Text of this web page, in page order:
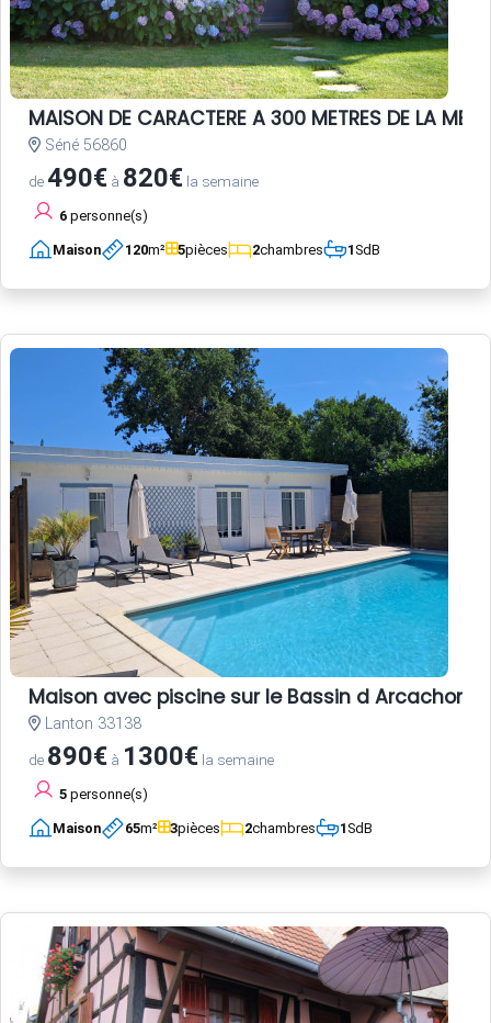
MAISON DE CARACTERE A 300 METRES DE LA MER
Séné 56860
de490€ à 820€ la semaine
6 personne(s)
Maison 120m² 5pièces 2chambres 1SdB
Maison avec piscine sur le Bassin d Arcachon
Lanton 33138
de 890€ à 1300€ la semaine
5 personne(s)
Maison 65m² 3pièces 2chambres 1SdB